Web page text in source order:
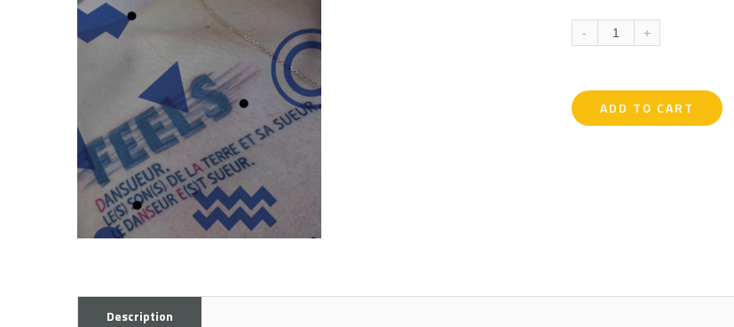
of
based
on
- +
ADD TO CART
Description